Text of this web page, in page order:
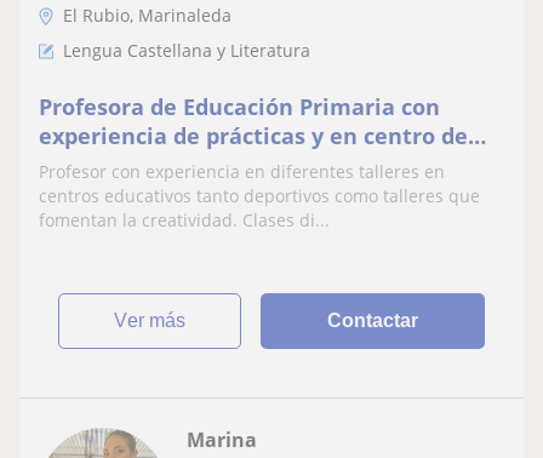
El Rubio, Marinaleda
Lengua Castellana y Literatura
Profesora de Educación Primaria con
experiencia de prácticas y en centro de
atención temprana. Con ganas y emoción.
Profesor con experiencia en diferentes talleres en
centros educativos tanto deportivos como talleres que
fomentan la creatividad. Clases di...
ver más Contactar
Marina